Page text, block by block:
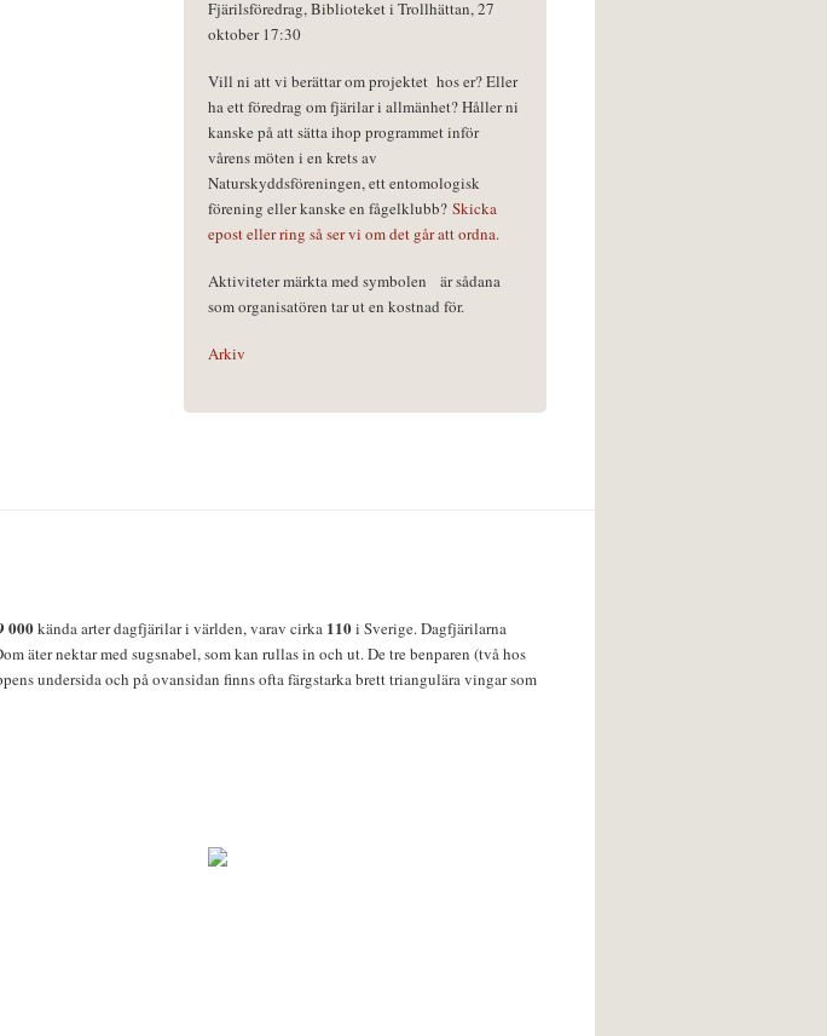
Fjärilsföredrag, Biblioteket i Trollhättan, 27
oktober 17:30
Vill ni att vi berättar om projektet hos er? Eller
ha ett föredrag om fjärilar i allmänhet? Håller ni
kanske på att sätta ihop programmet inför
vårens möten i en krets av
Naturskyddsföreningen, ett entomologisk
förening eller kanske en fågelklubb? Skicka
epost eller ring så ser vi om det går att ordna.
Aktiviteter märkta med symbolen
är sådana
som organisatören tar ut en kostnad för.
Arkiv
000kända arter dagfjärilar i världen, varav cirka 110i Sverige. Dagfjärilarna
äter nektar med sugsnabel, som kan rullas in och ut. De tre benparen (två hos
undersida och på ovansidan finns ofta färgstarka brett triangulära vingar som